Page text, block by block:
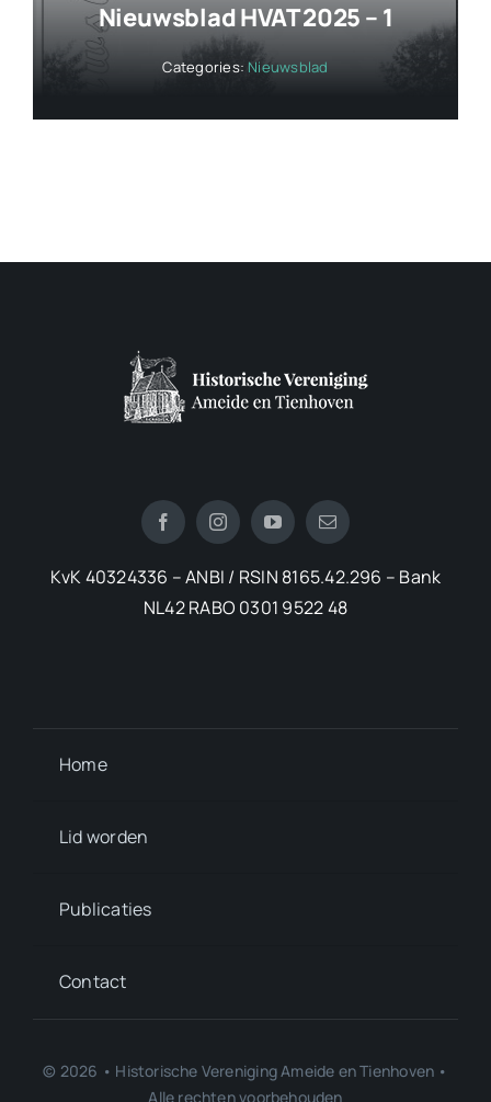
Nieuwsblad HVAT 2025 – 1
Categories: Nieuwsblad
KvK 40324336 – ANBI / RSIN 8165.42.296 – Bank
NL42 RABO 0301 9522 48
Home
Lid worden
Publicaties
Contact
© 2026 • Historische Vereniging Ameide en Tienhoven •
Alle rechten voorbehouden